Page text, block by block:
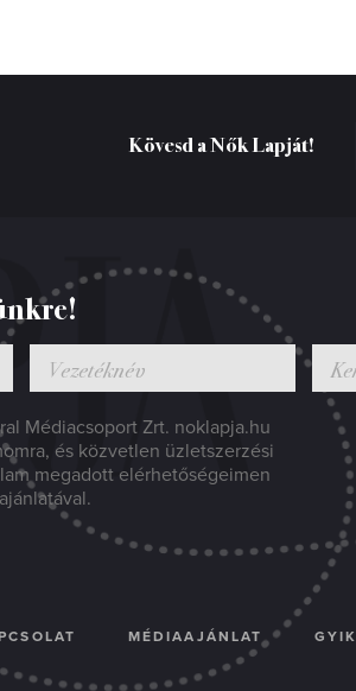
Kövesd a Nők Lapját!
Médiacsoport Zrt. noklapja.hu
és közvetlen üzletszerzési
megadott elérhetőségeimen
MÉDIAAJÁNLAT GYIK